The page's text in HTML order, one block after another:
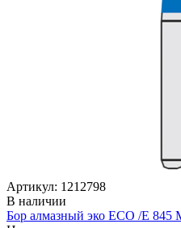
Артикул: 1212798
В наличии
Бор алмазный эко ECO /E 845